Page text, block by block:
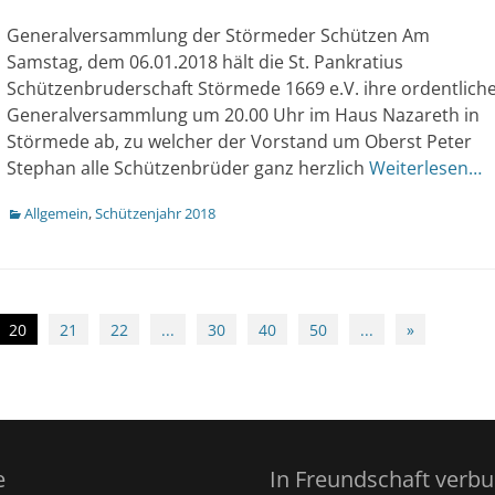
Generalversammlung der Störmeder Schützen Am
Samstag, dem 06.01.2018 hält die St. Pankratius
Schützenbruderschaft Störmede 1669 e.V. ihre
Generalversammlung um 20.00 Uhr im Haus Nazareth in
Störmede ab, zu welcher der Vorstand um Oberst Peter
Stephan alle Schützenbrüder ganz herzlich Weiterlesen…
Kategorien
Allgemein,Schützenjahr 2018
20 21 22 ... 30 40 50 ...
»
In Freundschaft